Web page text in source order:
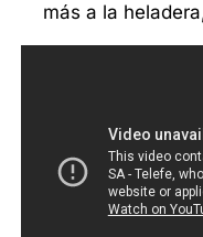
más a la